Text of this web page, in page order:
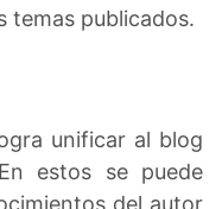
temas publicados.
unificar al blog
estos se puede
del autor